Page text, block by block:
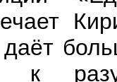
даёт
к